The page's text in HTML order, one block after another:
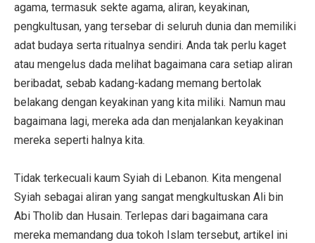
agama, termasuk sekte agama, aliran, keyakinan,
pengkultusan, yang tersebar di seluruh dunia dan memiliki
adat budaya serta ritualnya sendiri. Anda tak perlu kaget
atau mengelus dada melihat bagaimana cara setiap aliran
beribadat, sebab kadang-kadang memang bertolak
belakang dengan keyakinan yang kita miliki. Namun mau
bagaimana lagi, mereka ada dan menjalankan keyakinan
mereka seperti halnya kita.
Tidak terkecuali kaum Syiah di Lebanon. Kita mengenal
Syiah sebagai aliran yang sangat mengkultuskan Ali bin
Abi Tholib dan Husain. Terlepas dari bagaimana cara
mereka memandang dua tokoh Islam tersebut, artikel ini